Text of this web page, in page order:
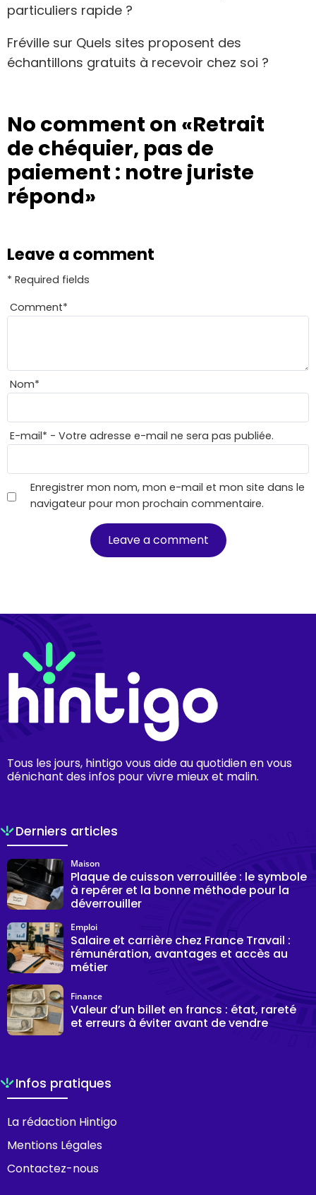
particuliers rapide ?
Fréville sur Quels sites proposent des
échantillons gratuits à recevoir chez soi ?
No comment on «Retrait
de chéquier, pas de
paiement : notre juriste
répond»
Leave a comment
* Required fields
Comment*
Nom*
E-mail* - Votre adresse e-mail ne sera pas publiée.
Enregistrer mon nom, mon e-mail et mon site dans le
navigateur pour mon prochain commentaire.
Tous les jours, hintigo vous aide au quotidien en vous
dénichant des infos pour vivre mieux et malin.
Derniers articles
Plaque de cuisson verrouillée : le symbole
à repérer et la bonne méthode pour la
déverrouiller
Maison
Salaire et carrière chez France Travail :
rémunération, avantages et accès au
métier
Emploi
Valeur d’un billet en francs : état, rareté
et erreurs à éviter avant de vendre
Finance
Infos pratiques
La rédaction Hintigo
Mentions Légales
Contactez-nous